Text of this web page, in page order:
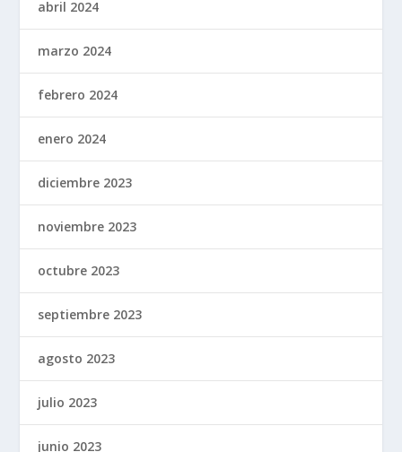
abril 2024
marzo 2024
febrero 2024
enero 2024
diciembre 2023
noviembre 2023
octubre 2023
septiembre 2023
agosto 2023
julio 2023
junio 2023